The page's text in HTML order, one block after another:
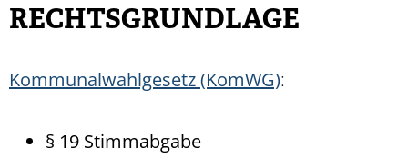
RECHTSGRUNDLAGE
Kommunalwahlgesetz (KomWG):
§ 19 Stimmabgabe